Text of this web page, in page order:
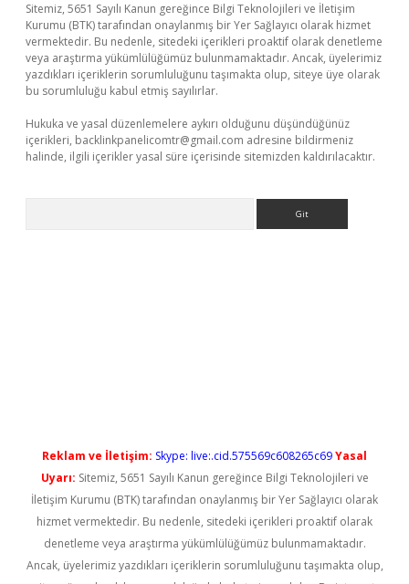
Sitemiz, 5651 Sayılı Kanun gereğince Bilgi Teknolojileri ve İletişim
Kurumu (BTK) tarafından onaylanmış bir Yer Sağlayıcı olarak hizmet
vermektedir. Bu nedenle, sitedeki içerikleri proaktif olarak denetleme
veya araştırma yükümlülüğümüz bulunmamaktadır. Ancak, üyelerimiz
yazdıkları içeriklerin sorumluluğunu taşımakta olup, siteye üye olarak
bu sorumluluğu kabul etmiş sayılırlar.
Hukuka ve yasal düzenlemelere aykırı olduğunu düşündüğünüz
içerikleri, backlinkpanelicomtr@gmail.com adresine bildirmeniz
halinde, ilgili içerikler yasal süre içerisinde sitemizden kaldırılacaktır.
Reklam ve İletişim: Skype: live:.cid.575569c608265c69Yasal
Uyarı: Sitemiz, 5651 Sayılı Kanun gereğince Bilgi Teknolojileri ve
İletişim Kurumu (BTK) tarafından onaylanmış bir Yer Sağlayıcı olarak
hizmet vermektedir. Bu nedenle, sitedeki içerikleri proaktif olarak
denetleme veya araştırma yükümlülüğümüz bulunmamaktadır.
Ancak, üyelerimiz yazdıkları içeriklerin sorumluluğunu taşımakta olup,